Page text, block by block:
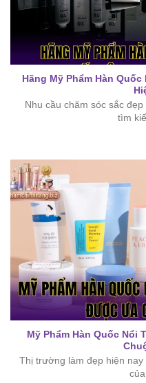
Hãng Mỹ Phẩm Hàn
Nhu cầu chăm sóc sắc
tìm
Mỹ Phẩm Hàn Quốc Nổi
Thị trường làm đẹp hiện